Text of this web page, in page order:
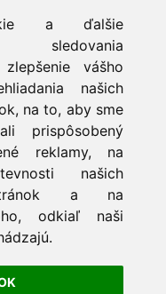
a ďalšie
sledovania
vášho
našich
na to, aby sme
prispôsobený
reklamy, na
našich
a na
odkiaľ naši
maximum z
UML: Praktické
zefektívniť
použitie
Optimalizácia